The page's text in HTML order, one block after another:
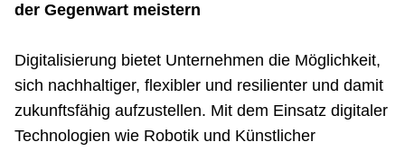
der Gegenwart meistern
Digitalisierung bietet Unternehmen die Möglichkeit,
sich nachhaltiger, flexibler und resilienter und damit
zukunftsfähig aufzustellen. Mit dem Einsatz digitaler
Technologien wie Robotik und Künstlicher